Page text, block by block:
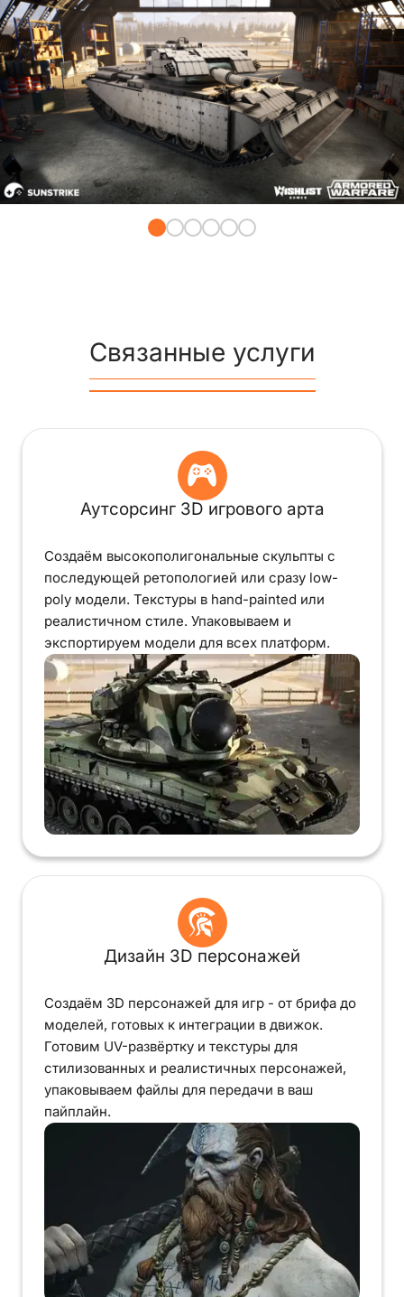
Связанные услуги
Аутсорсинг 3D игрового арта
Создаём высокополигональные скульпты с
последующей ретопологией или сразу low-
poly модели. Текстуры в hand-painted или
реалистичном стиле. Упаковываем и
экспортируем модели для всех платформ.
Дизайн 3D персонажей
Создаём 3D персонажей для игр - от брифа до
моделей, готовых к интеграции в движок.
Готовим UV-развёртку и текстуры для
стилизованных и реалистичных персонажей,
упаковываем файлы для передачи в ваш
пайплайн.